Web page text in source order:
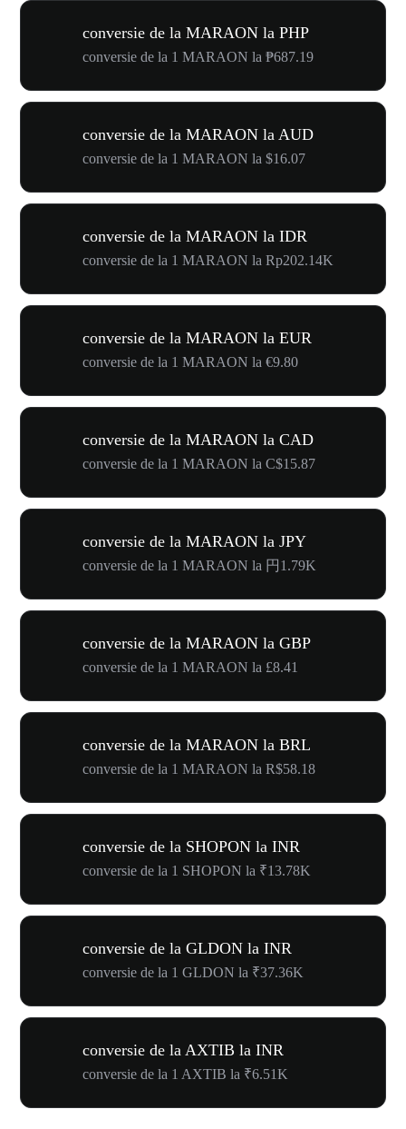
conversie de la MARAON la PHP
conversie de la 1 MARAON la ₱687.19
conversie de la MARAON la AUD
conversie de la 1 MARAON la $16.07
conversie de la MARAON la IDR
conversie de la 1 MARAON la Rp202.14K
conversie de la MARAON la EUR
conversie de la 1 MARAON la €9.80
conversie de la MARAON la CAD
conversie de la 1 MARAON la C$15.87
conversie de la MARAON la JPY
conversie de la 1 MARAON la 円1.79K
conversie de la MARAON la GBP
conversie de la 1 MARAON la £8.41
conversie de la MARAON la BRL
conversie de la 1 MARAON la R$58.18
conversie de la SHOPON la INR
conversie de la 1 SHOPON la ₹13.78K
conversie de la GLDON la INR
conversie de la 1 GLDON la ₹37.36K
conversie de la AXTIB la INR
conversie de la 1 AXTIB la ₹6.51K